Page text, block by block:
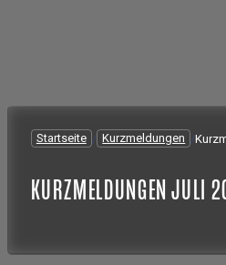
Startseite / Kurzmeldungen /
KURZMELDUNGEN JULI